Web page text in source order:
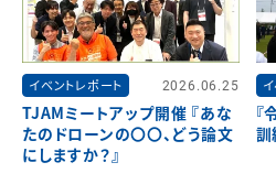
イベントレポート 2026.06.25
TJAMミートアップ開催 『あな
たのドローンの〇〇、どう論文
にしますか？』
訓